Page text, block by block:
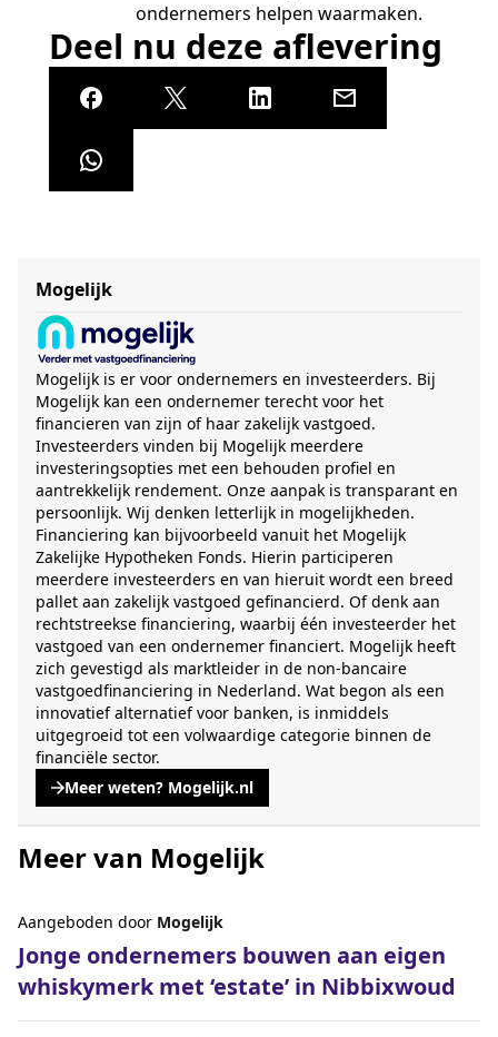
ondernemers helpen waarmaken.
Deel nu deze aflevering
Mogelijk
Mogelijk is er voor ondernemers en investeerders. Bij
Mogelijk kan een ondernemer terecht voor het
financieren van zijn of haar zakelijk vastgoed.
Investeerders vinden bij Mogelijk meerdere
investeringsopties met een behouden profiel en
aantrekkelijk rendement. Onze aanpak is transparant en
persoonlijk. Wij denken letterlijk in mogelijkheden.
Financiering kan bijvoorbeeld vanuit het Mogelijk
Zakelijke Hypotheken Fonds. Hierin participeren
meerdere investeerders en van hieruit wordt een breed
pallet aan zakelijk vastgoed gefinancierd. Of denk aan
rechtstreekse financiering, waarbij één investeerder het
vastgoed van een ondernemer financiert. Mogelijk heeft
zich gevestigd als marktleider in de non-bancaire
vastgoedfinanciering in Nederland. Wat begon als een
innovatief alternatief voor banken, is inmiddels
uitgegroeid tot een volwaardige categorie binnen de
financiële sector.
Meer weten? Mogelijk.nl
, opent een nieuwe tabblad
Meer van Mogelijk
Jonge ondernemers bouwen aan eigen
whiskymerk met ‘estate’ in Nibbixwoud
Aangeboden door Mogelijk